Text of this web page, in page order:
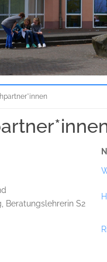
Beratungslehrerin S2